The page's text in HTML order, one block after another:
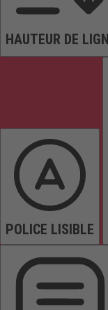
HAUTEUR DE
POLICE LISIBLE